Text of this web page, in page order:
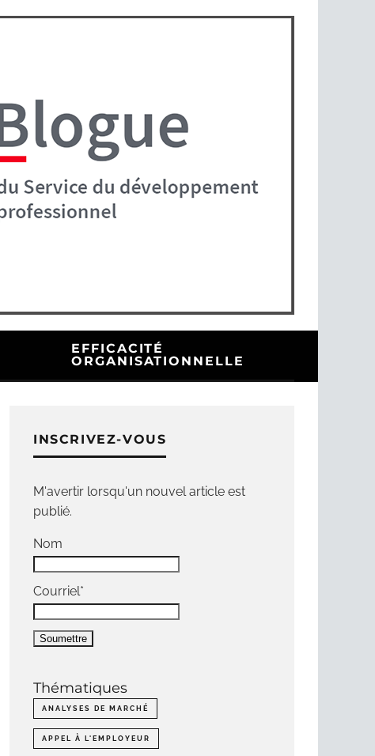
EFFICACITÉ
ORGANISATIONNELLE
INSCRIVEZ-VOUS
M'avertir lorsqu'un nouvel article est
publié.
Nom
Courriel*
Thématiques
ANALYSES DE MARCHÉ
APPEL À L'EMPLOYEUR